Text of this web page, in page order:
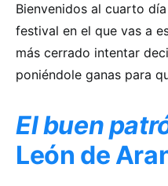
Bienvenidos al cuarto
festival en el que vas a
más cerrado intentar
poniéndole ganas para
El buen
León de